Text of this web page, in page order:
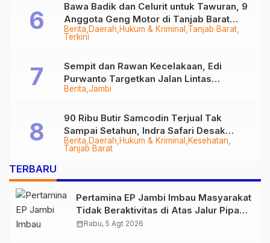
Berita Daerah Hukum & Kriminal Tanjab Barat
Terkini
Bawa Badik dan Celurit untuk Tawuran, 9
Anggota Geng Motor di Tanjab Barat
Diringkus
Berita Jambi
Sempit dan Rawan Kecelakaan, Edi
Purwanto Targetkan Jalan Lintas
Tungkal-Jambi Mulus di 2028
Berita Daerah Hukum & Kriminal
Kesehatan
Tanjab Barat
90 Ribu Butir Samcodin Terjual Tak
Sampai Setahun, Indra Safari Desak
Audit Menyeluruh
TERBARU
Pertamina EP Jambi Imbau Masyarakat
Tidak Beraktivitas di Atas Jalur Pipa
Migas Demi Keselamatan Bersama
calendar_monthRabu, 5 Agt 2026